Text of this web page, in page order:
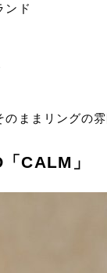
ンド
ままリングの
CALM」